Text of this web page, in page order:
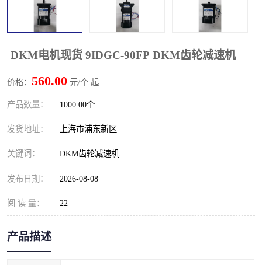
DKM电机现货 9IDGC-90FP DKM齿轮减速机
价格： 560.00 元/个 起
产品数量： 1000.00个
发货地址： 上海市浦东新区
关键词： DKM齿轮减速机
发布日期： 2026-08-08
阅 读 量： 22
产品描述